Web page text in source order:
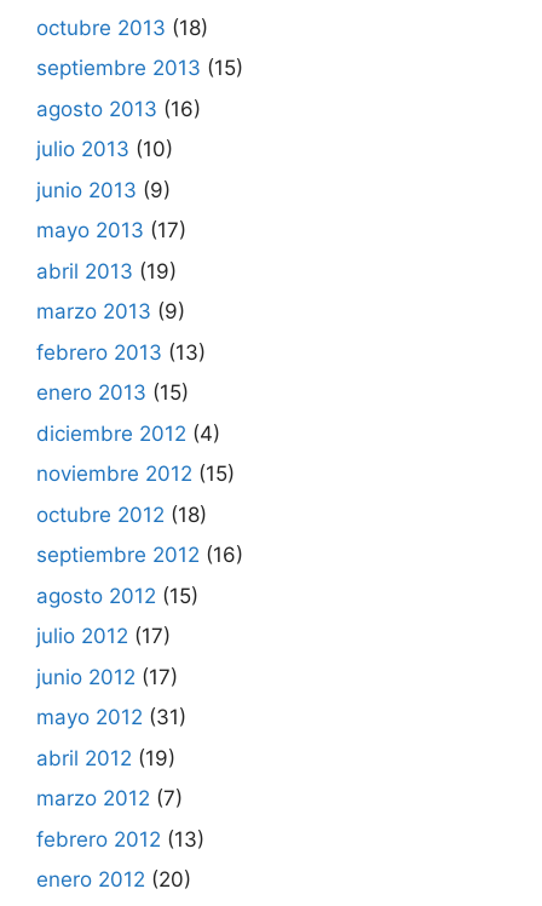
octubre 2013 (18)
septiembre 2013 (15)
agosto 2013 (16)
julio 2013 (10)
junio 2013 (9)
mayo 2013 (17)
abril 2013 (19)
marzo 2013 (9)
febrero 2013 (13)
enero 2013 (15)
diciembre 2012 (4)
noviembre 2012 (15)
octubre 2012 (18)
septiembre 2012 (16)
agosto 2012 (15)
julio 2012 (17)
junio 2012 (17)
mayo 2012 (31)
abril 2012 (19)
marzo 2012 (7)
febrero 2012 (13)
enero 2012 (20)